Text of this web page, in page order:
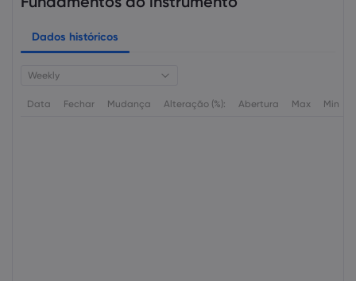
Dados históricos
Weekly
Data Fechar Mudança Alteração (%): Abertura Max Min